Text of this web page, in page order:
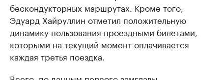
бескондукторных маршрутах. Кроме того,
Эдуард Хайруллин отметил положительную
динамику пользования проездными билетами,
которыми на текущий момент оплачивается
каждая третья поездка.